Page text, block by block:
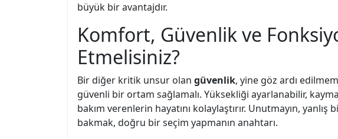
büyük bir avantajdır.
Komfort, Güvenlik ve
Etmelisiniz?
Bir diğer kritik unsur olan güvenlik, yine göz ardı
güvenli bir ortam sağlamalı. Yüksekliği ayarlanabilir,
bakım verenlerin hayatını kolaylaştırır. Unutmayın,
bakmak, doğru bir seçim yapmanın anahtarı.